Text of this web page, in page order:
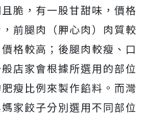
脆，有一股甘甜味，價格
前腿肉（胛心肉）肉質較
格較高；後腿肉較瘦、口
店家會根據所選用的部位
瘦比例來製作餡料。而灣
家餃子分別選用不同部位